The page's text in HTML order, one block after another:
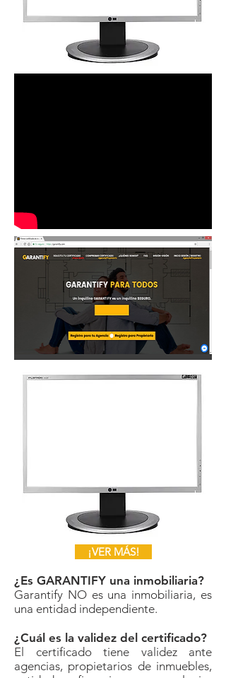
¡VER MÁS!
¿Es GARANTIFY una inmobiliaria?
Garantify NO es una inmobiliaria, es
una entidad independiente.
¿Cuál es la validez del certificado?
El certificado tiene validez ante
agencias, propietarios de inmuebles,